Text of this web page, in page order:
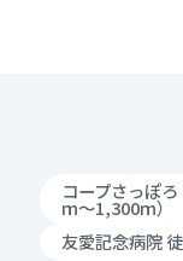
コープさっぽ
ｍ～1,300ｍ）
友愛記念病院